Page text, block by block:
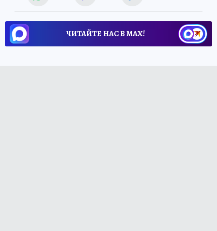
ЧИТАЙТЕ НАС В МАХ!